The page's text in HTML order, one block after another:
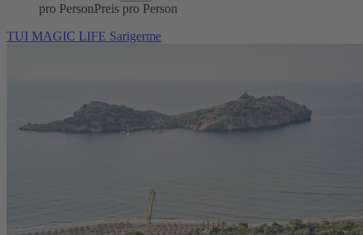
pro PersonPreis pro Person
TUI MAGIC LIFE Sarigerme